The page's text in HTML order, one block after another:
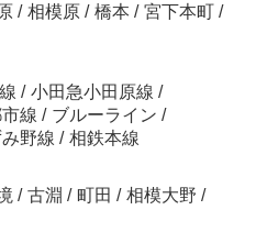
/ 相模原 / 橋本 / 宮下本町 /
/ 小田急小田原線 /
線 / ブルーライン /
野線 / 相鉄本線
/ 古淵 / 町田 / 相模大野 /